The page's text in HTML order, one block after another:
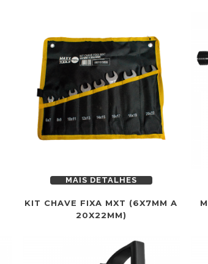
MAIS DETALHES
KIT CHAVE FIXA MXT (6X7MM A
20X22MM)